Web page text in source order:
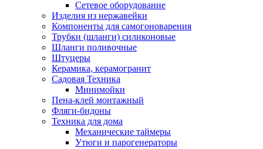
Сетевое оборудование
Изделия из нержавейки
Компоненты для самогоноварения
Трубки (шланги) силиконовые
Шланги поливочные
Штуцеры
Керамика, керамогранит
Садовая Техника
Минимойки
Пена-клей монтажный
Фляги-бидоны
Техника для дома
Механические таймеры
Утюги и парогенераторы